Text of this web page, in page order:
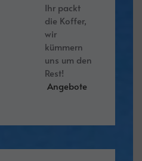
Ihr packt
die Koffer,
wir
kümmern
uns um den
Rest!
Angebote